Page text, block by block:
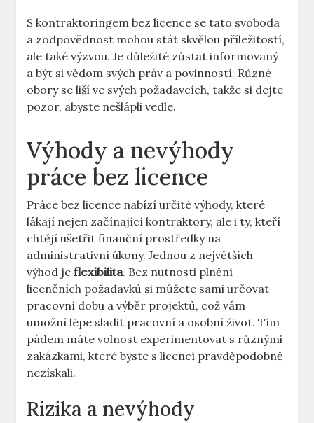
S kontraktoringem bez licence se tato svoboda
a zodpovědnost mohou stát skvělou příležitostí,
ale také výzvou. Je důležité zůstat informovaný
a být si vědom svých práv a povinností. Různé
obory se liší ve svých požadavcích, takže si dejte
pozor, abyste nešlápli vedle.
Výhody a nevýhody
práce bez licence
Práce bez licence nabízí určité výhody, které
lákají nejen začínající kontraktory, ale i ty, kteří
chtějí ušetřit finanční prostředky na
administrativní úkony. Jednou z největších
výhod jeflexibilita. Bez nutnosti plnění
licenčních požadavků si můžete sami určovat
pracovní dobu a výběr projektů, což vám
umožní lépe sladit pracovní a osobní život. Tím
pádem máte volnost experimentovat s různými
zakázkami, které byste s licencí pravděpodobně
nezískali.
Rizika a nevýhody